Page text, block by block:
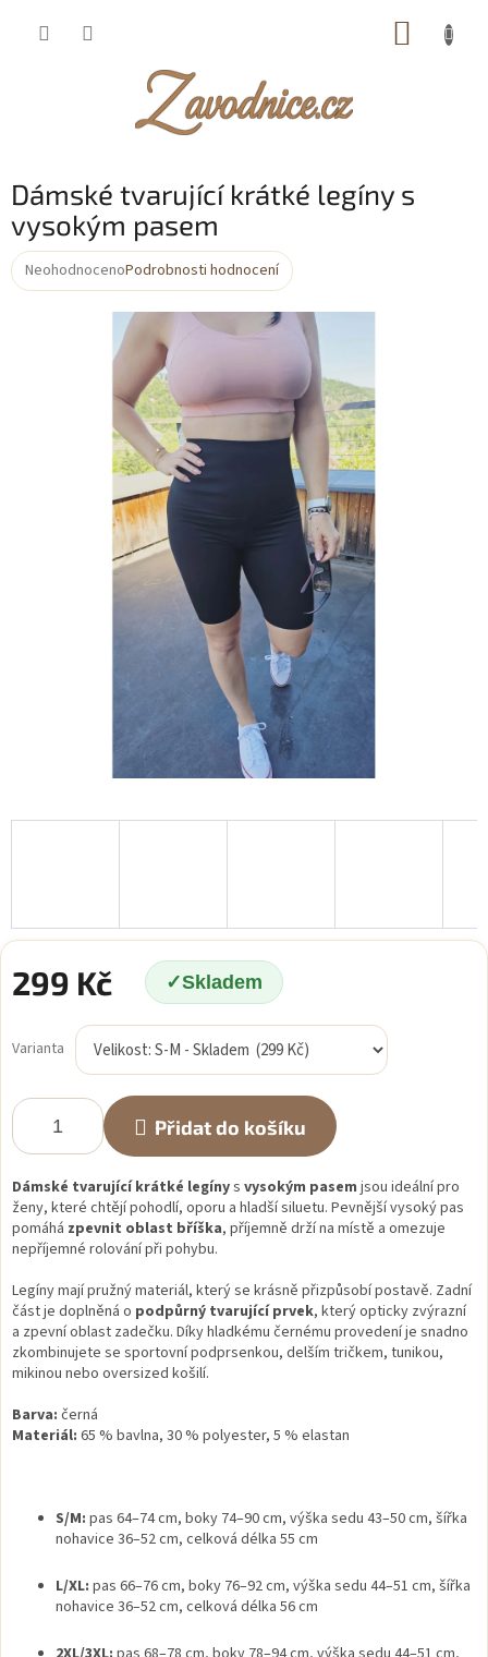
Dámské tvarující krátké legíny s
vysokým pasem
Průměrné
NeohodnocenoPodrobnosti hodnocení
299 Kč Skladem
cena:
Varianta
Přidat do košíku
Dámské tvarující krátké legínys vysokým pasem jsou ideální pro
ženy, které chtějí pohodlí, oporu a hladší siluetu. Pevnější vysoký pas
pomáhá zpevnit oblast bříška, příjemně drží na místě a omezuje
nepříjemné rolování při pohybu.
Legíny mají pružný materiál, který se krásně přizpůsobí postavě. Zadní
část je doplněná o podpůrný tvarující prvek, který opticky zvýrazní
a zpevní oblast zadečku. Díky hladkému černému provedení je snadno
zkombinujete se sportovní podprsenkou, delším tričkem, tunikou,
mikinou nebo oversized košilí.
Barva: černá
Materiál: 65 % bavlna, 30 % polyester, 5 % elastan
S/M: pas 64–74 cm, boky 74–90 cm, výška sedu 43–50 cm, šířka
nohavice 36–52 cm, celková délka 55 cm
L/XL: pas 66–76 cm, boky 76–92 cm, výška sedu 44–51 cm, šířka
nohavice 36–52 cm, celková délka 56 cm